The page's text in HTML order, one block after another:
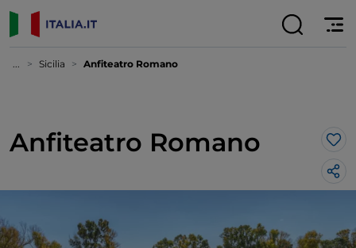
... Sicilia Anfiteatro Romano
Anfiteatro Romano